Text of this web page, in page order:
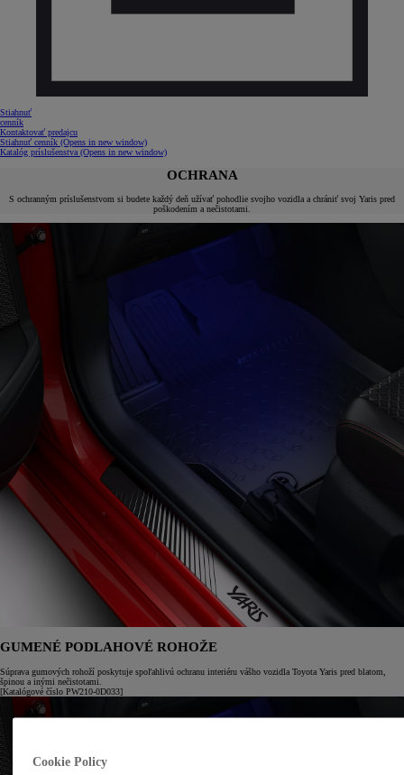
Stiahnuť
cenník
Kontaktovať predajcu
Stiahnuť cenník (Opens in new window)
Katalóg príslušenstva (Opens in new window)
OCHRANA
S ochranným príslušenstvom si budete každý deň užívať pohodlie svojho vozidla a chrániť svoj Yaris pred
poškodením a nečistotami.
GUMENÉ PODLAHOVÉ ROHOŽE
Súprava gumových rohoží poskytuje spoľahlivú ochranu interiéru vášho vozidla Toyota Yaris pred blatom,
špinou a inými nečistotami.
[Katalógové číslo PW210-0D033]
Cookie Policy